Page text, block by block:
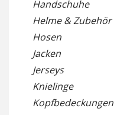
Handschuhe
Helme & Zubehör
Hosen
Jacken
Jerseys
Knielinge
Kopfbedeckungen